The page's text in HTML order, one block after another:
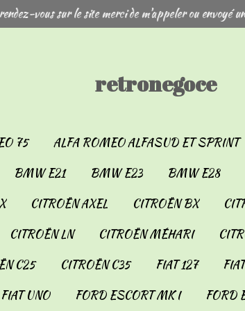
vous sur le site merci de m'appeler ou envoyé
retronegoce
75 ALFA ROMEO ALFASUD ET SPRINT
BMW E21 BMW E23 BMW E28
CITROËN AXEL CITROËN BX
CITROËN LN CITROËN MÉHARI
C25 CITROËN C35 FIAT 127
FIAT UNO FORD ESCORT MK I FORD